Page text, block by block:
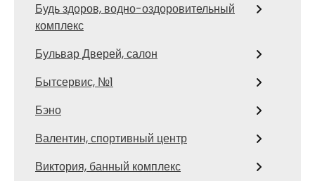
Будь здоров, водно-оздоровительный
комплекс
Бульвар Дверей, салон
Бытсервис, №1
Бэно
Валентин, спортивный центр
Виктория, банный комплекс